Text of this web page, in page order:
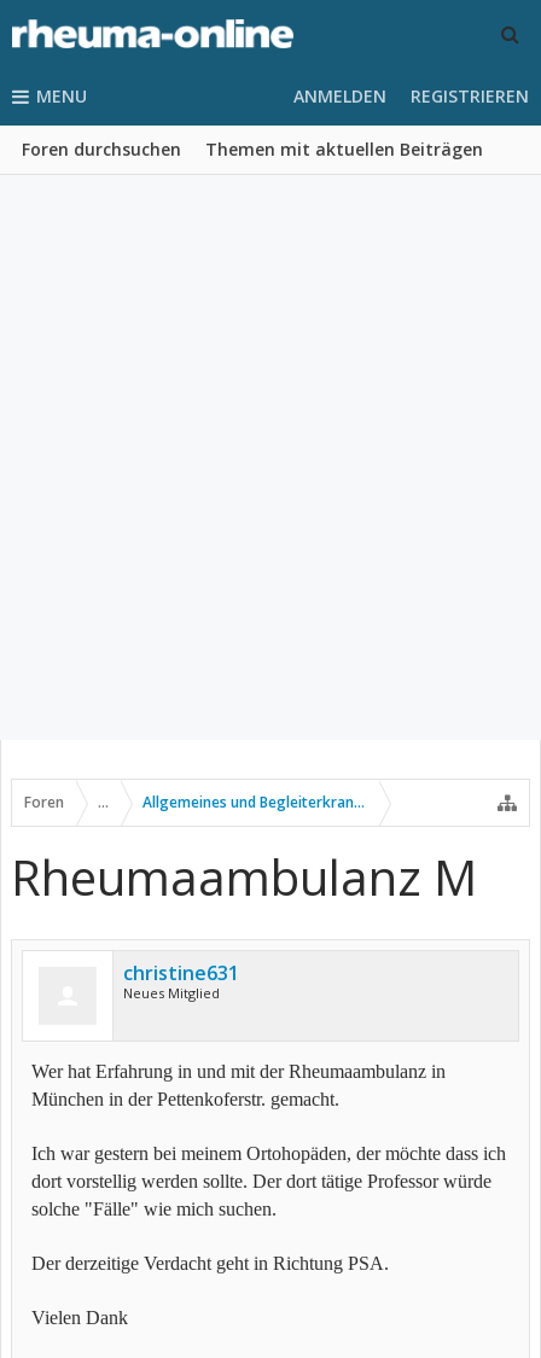
MENU
Foren durchsuchen Themen mit aktuellen Beiträgen
ANMELDEN REGISTRIEREN
Foren ... Allgemeines und Begleiterkrankungen
Rheumaambulanz M
christine631
Neues Mitglied
Wer hat Erfahrung in und mit der Rheumaambulanz in
München in der Pettenkoferstr. gemacht.
Ich war gestern bei meinem Ortohopäden, der möchte dass ich
dort vorstellig werden sollte. Der dort tätige Professor würde
solche "Fälle" wie mich suchen.
Der derzeitige Verdacht geht in Richtung PSA.
Vielen Dank